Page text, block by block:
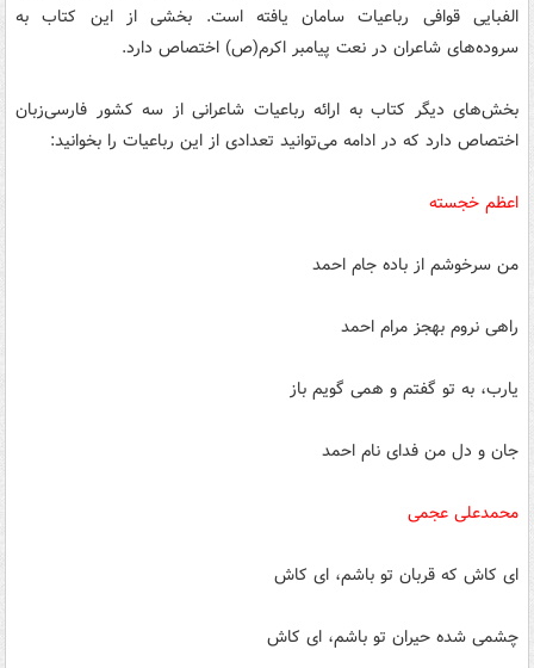
الفبایی قوافی رباعیات سامان یافته است. بخشی از این کتاب به
سروده‌های شاعران در نعت پیامبر اکرم(ص) اختصاص دارد.
بخش‌های دیگر کتاب به ارائه رباعیات شاعرانی از سه کشور فارسی‌زبان
اختصاص دارد که در ادامه می‌توانید تعدادی از این رباعیات را بخوانید:
اعظم خجسته
من سرخوشم از باده جام احمد
راهی نروم به‏جز مرام احمد
یارب، به تو گفتم و همی گویم باز
جان و دل من فدای نام احمد
محمدعلی عجمی
ای کاش که قربان تو باشم، ای کاش
چشمی شده حیران تو باشم، ای کاش